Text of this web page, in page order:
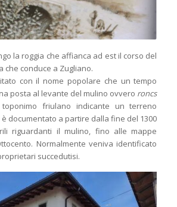
la roggia che affianca ad est il corso del
che conduce a Zugliano.
con il nome popolare che un tempo
posta al levante del mulino ovvero roncs
friulano indicante un terreno
documentato a partire dalla fine del 1300
riguardanti il mulino, fino alle mappe
Normalmente veniva identificato
succedutisi.